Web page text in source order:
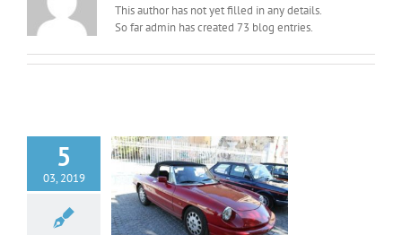
This author has not yet filled in any details.
So far admin has created 73 blog entries.
5
03, 2019
Ιστορικών
10/2017)